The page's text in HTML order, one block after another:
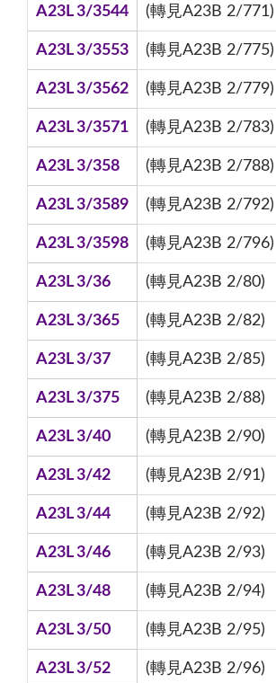
A23L 3/3544 (轉見A23B 2/771)
A23L 3/3553 (轉見A23B 2/775)
A23L 3/3562 (轉見A23B 2/779)
A23L 3/3571 (轉見A23B 2/783)
A23L 3/358 (轉見A23B 2/788)
A23L 3/3589 (轉見A23B 2/792)
A23L 3/3598 (轉見A23B 2/796)
A23L 3/36 (轉見A23B 2/80)
A23L 3/365 (轉見A23B 2/82)
A23L 3/37 (轉見A23B 2/85)
A23L 3/375 (轉見A23B 2/88)
A23L 3/40 (轉見A23B 2/90)
A23L 3/42 (轉見A23B 2/91)
A23L 3/44 (轉見A23B 2/92)
A23L 3/46 (轉見A23B 2/93)
A23L 3/48 (轉見A23B 2/94)
A23L 3/50 (轉見A23B 2/95)
A23L 3/52 (轉見A23B 2/96)